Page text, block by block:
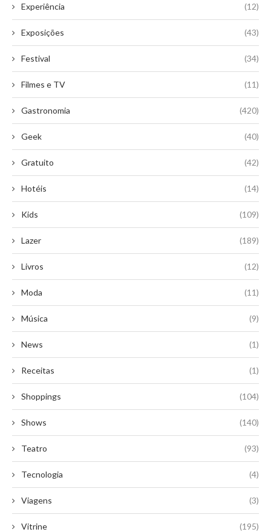
Experiência (12)
Exposições (43)
Festival (34)
Filmes e TV (11)
Gastronomia (420)
Geek (40)
Gratuito (42)
Hotéis (14)
Kids (109)
Lazer (189)
Livros (12)
Moda (11)
Música (9)
News (1)
Receitas (1)
Shoppings (104)
Shows (140)
Teatro (93)
Tecnologia (4)
Viagens (3)
Vitrine (195)